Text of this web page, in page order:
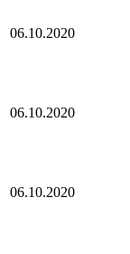
06.10.2020
06.10.2020
06.10.2020